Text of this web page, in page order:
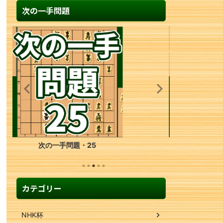
次の一手問題
次の一手問題・33
カテゴリー
NHK杯